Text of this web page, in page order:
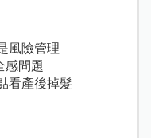
風險管理
感問題
看產後掉髮